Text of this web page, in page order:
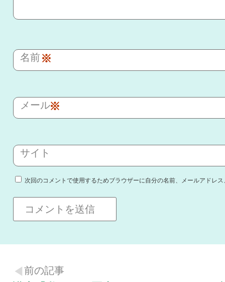
名前 ※
メール※
サイト
次回のコメントで使用するためブラウザーに自分の名前、メールアドレ
前の記事